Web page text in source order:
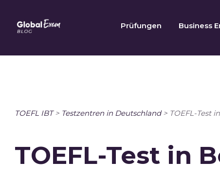
content
Prüfungen Business
TOEFL IBT> Testzentren in Deutschland> TOEFL-Test
TOEFL-Test in